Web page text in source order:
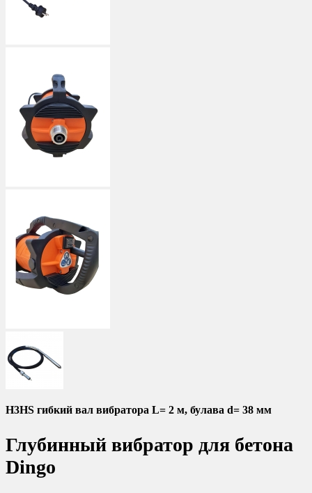
H3HS гибкий вал вибратора L= 2 м, булава d= 38 мм
Глубинный вибратор для бетона
Dingo